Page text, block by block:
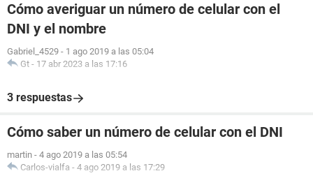
Cómo averiguar un número de celular con el
DNI y el nombre
Gabriel_4529 - 1 ago 2019 a las 05:04
Gt - 17 abr 2023 a las 17:16
3 respuestas
Cómo saber un número de celular con el DNI
martin - 4 ago 2019 a las 05:54
Carlos-vialfa - 4 ago 2019 a las 17:29